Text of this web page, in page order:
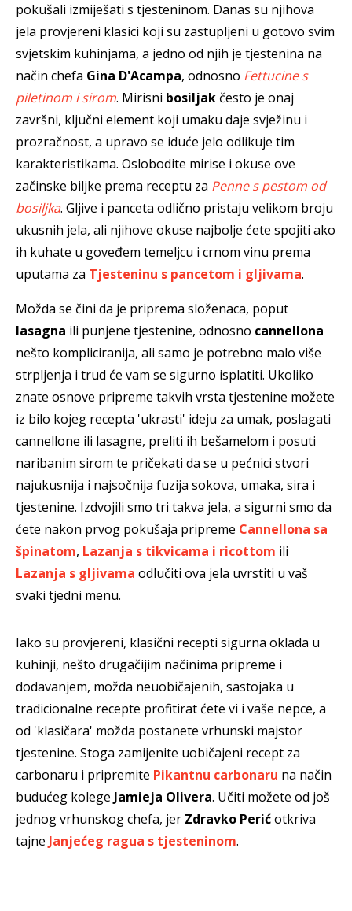
pokušali izmiješati s tjesteninom. Danas su njihova
jela provjereni klasici koji su zastupljeni u gotovo svim
svjetskim kuhinjama, a jedno od njih je tjestenina na
način chefa Gina D'Acampa, odnosno Fettucine s
piletinom i sirom. Mirisni bosiljak često je onaj
završni, ključni element koji umaku daje svježinu i
prozračnost, a upravo se iduće jelo odlikuje tim
karakteristikama. Oslobodite mirise i okuse ove
začinske biljke prema receptu za Penne s pestom od
bosiljka. Gljive i panceta odlično pristaju velikom broju
ukusnih jela, ali njihove okuse najbolje ćete spojiti ako
ih kuhate u goveđem temeljcu i crnom vinu prema
uputama za Tjesteninu s pancetom i gljivama.
Možda se čini da je priprema složenaca, poput
lasagna ili punjene tjestenine, odnosno cannellona
nešto kompliciranija, ali samo je potrebno malo više
strpljenja i trud će vam se sigurno isplatiti. Ukoliko
znate osnove pripreme takvih vrsta tjestenine možete
iz bilo kojeg recepta 'ukrasti' ideju za umak, poslagati
cannellone ili lasagne, preliti ih bešamelom i posuti
naribanim sirom te pričekati da se u pećnici stvori
najukusnija i najsočnija fuzija sokova, umaka, sira i
tjestenine. Izdvojili smo tri takva jela, a sigurni smo da
ćete nakon prvog pokušaja pripreme Cannellona sa
špinatom, Lazanja s tikvicama i ricottom ili
Lazanja s gljivama odlučiti ova jela uvrstiti u vaš
svaki tjedni menu.
Iako su provjereni, klasični recepti sigurna oklada u
kuhinji, nešto drugačijim načinima pripreme i
dodavanjem, možda neuobičajenih, sastojaka u
tradicionalne recepte profitirat ćete vi i vaše nepce, a
od 'klasičara' možda postanete vrhunski majstor
tjestenine. Stoga zamijenite uobičajeni recept za
carbonaru i pripremite Pikantnu carbonaru na način
budućeg kolege Jamieja Olivera. Učiti možete od još
jednog vrhunskog chefa, jer Zdravko Perićotkriva
tajne Janjećeg ragua s tjesteninom.